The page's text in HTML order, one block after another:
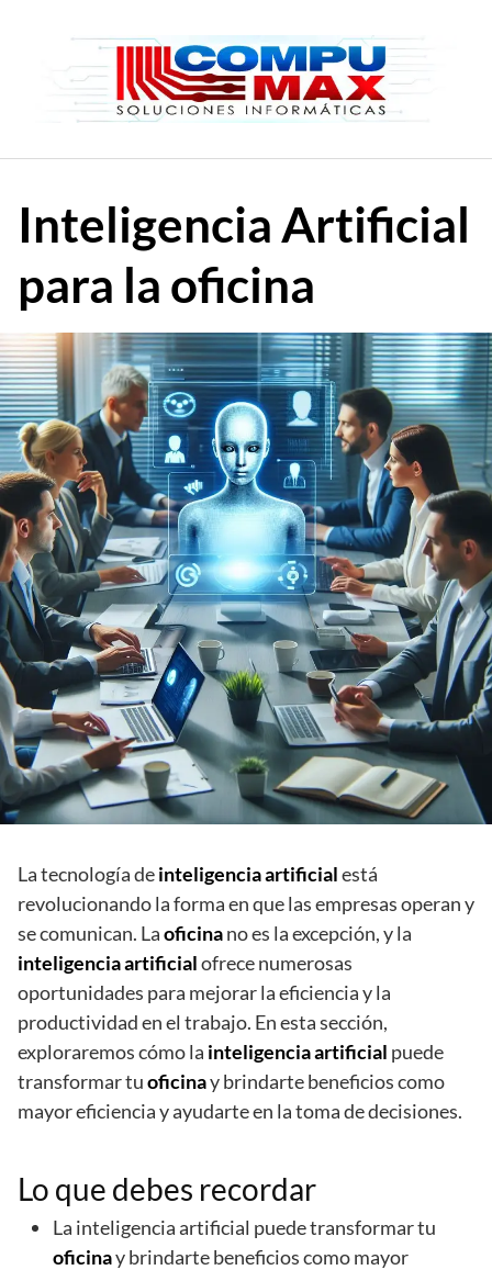
Inteligencia Artificial
para la oficina
La tecnología deinteligencia artificialestá
revolucionando la forma en que las empresas operan y
se comunican. Laoficinano es la excepción, y la
inteligencia artificialofrece numerosas
oportunidades para mejorar la eficiencia y la
productividad en el trabajo. En esta sección,
exploraremos cómo la inteligencia artificial puede
transformar tuoficinay brindarte beneficios como
mayor eficiencia y ayudarte en la toma de decisiones.
Lo que debes recordar
La inteligencia artificial puede transformar tu
oficinay brindarte beneficios como mayor